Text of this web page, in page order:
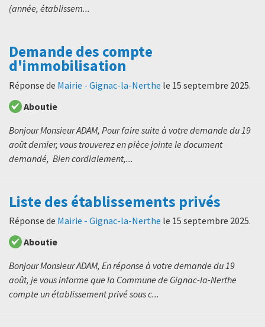
(année, établissem...
Demande des compte
d'immobilisation
Réponse de Mairie - Gignac-la-Nerthe le 15 septembre 2025.
Aboutie
Bonjour Monsieur ADAM, Pour faire suite à votre demande du 19
août dernier, vous trouverez en pièce jointe le document
demandé, Bien cordialement,...
Liste des établissements privés
Réponse de Mairie - Gignac-la-Nerthe le 15 septembre 2025.
Aboutie
Bonjour Monsieur ADAM, En réponse à votre demande du 19
août, je vous informe que la Commune de Gignac-la-Nerthe
compte un établissement privé sous c...